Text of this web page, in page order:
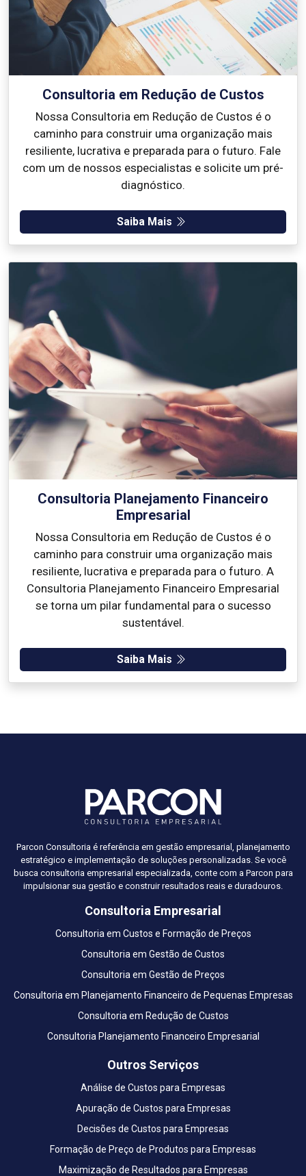
Consultoria em Redução de Custos
Nossa Consultoria em Redução de Custos é o
caminho para construir uma organização mais
resiliente, lucrativa e preparada para o futuro. Fale
com um de nossos especialistas e solicite um pré-
diagnóstico.
Saiba Mais
Consultoria Planejamento Financeiro
Empresarial
Nossa Consultoria em Redução de Custos é o
caminho para construir uma organização mais
resiliente, lucrativa e preparada para o futuro. A
Consultoria Planejamento Financeiro Empresarial
se torna um pilar fundamental para o sucesso
sustentável.
Saiba Mais
Parcon Consultoria é referência em gestão empresarial, planejamento
estratégico e implementação de soluções personalizadas. Se você
busca consultoria empresarial especializada, conte com a Parcon para
impulsionar sua gestão e construir resultados reais e duradouros.
Consultoria Empresarial
Consultoria em Custos e Formação de Preços
Consultoria em Gestão de Custos
Consultoria em Gestão de Preços
Consultoria em Planejamento Financeiro de Pequenas Empresas
Consultoria em Redução de Custos
Consultoria Planejamento Financeiro Empresarial
Outros Serviços
Análise de Custos para Empresas
Apuração de Custos para Empresas
Decisões de Custos para Empresas
Formação de Preço de Produtos para Empresas
Maximização de Resultados para Empresas